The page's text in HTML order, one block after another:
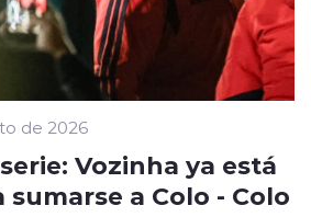
de 2026
Vozinha ya está
sumarse a Colo - Colo